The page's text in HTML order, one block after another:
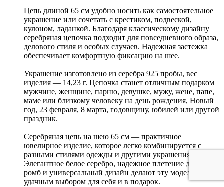
Цепь длиной 65 см удобно носить как самостоятельное
украшение или сочетать с крестиком, подвеской,
кулоном, ладанкой. Благодаря классическому дизайну
серебряная цепочка подходит для повседневного образа,
делового стиля и особых случаев. Надежная застежка
обеспечивает комфортную фиксацию на шее.
Украшение изготовлено из серебра 925 пробы, вес
изделия — 14,23 г. Цепочка станет отличным подарком
мужчине, женщине, парню, девушке, мужу, жене, папе,
маме или близкому человеку на день рождения, Новый
год, 23 февраля, 8 марта, годовщину, юбилей или другой
праздник.
Серебряная цепь на шею 65 см — практичное
ювелирное изделие, которое легко комбинируется с
разными стилями одежды и другими украшениями.
Элегантное белое серебро, надежное плетение двойной
ромб и универсальный дизайн делают эту модель
удачным выбором для себя и в подарок.